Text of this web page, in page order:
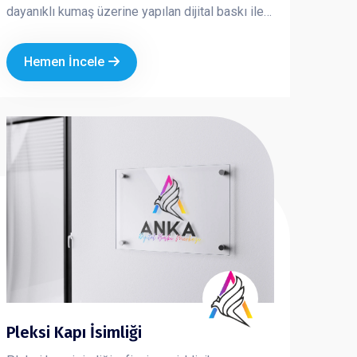
dayanıklı kumaş üzerine yapılan dijital baskı ile
alanlarda güvenle kullanılabilir.
Hemen İncele
Pleksi Kapı İsimliği